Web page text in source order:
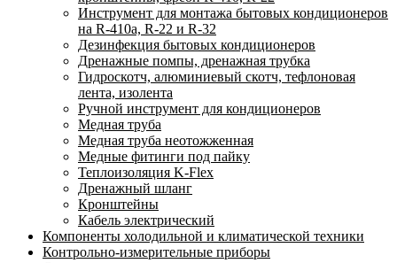
Инструмент для монтажа бытовых кондиционеров
на R-410а, R-22 и R-32
Дезинфекция бытовых кондиционеров
Дренажные помпы, дренажная трубка
Гидроскотч, алюминиевый скотч, тефлоновая
лента, изолента
Ручной инструмент для кондиционеров
Медная труба
Медная труба неотожженная
Медные фитинги под пайку
Теплоизоляция K-Flex
Дренажный шланг
Кронштейны
Кабель электрический
Компоненты холодильной и климатической техники
Контрольно-измерительные приборы